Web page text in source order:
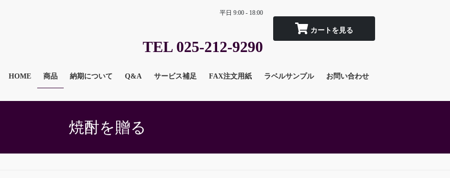
平日 9:00 - 18:00
TEL 025-212-9290
HOME 商品 納期について Q&A サービス補足 FAX注文用紙 ラベルサンプル お問い合わせ
焼酎を贈る